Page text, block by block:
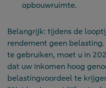
opbouwruimte.
Belangrijk: tijdens de
rendement geen
te gebruiken, moet u in
dat uw inkomen hoog
belastingvoordeel te